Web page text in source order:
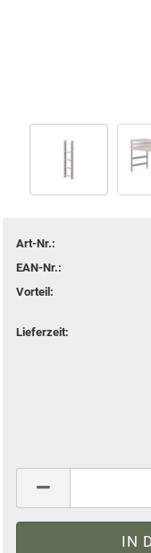
Art-Nr.:
EAN-Nr.:
Vorteil:
Lieferzeit: